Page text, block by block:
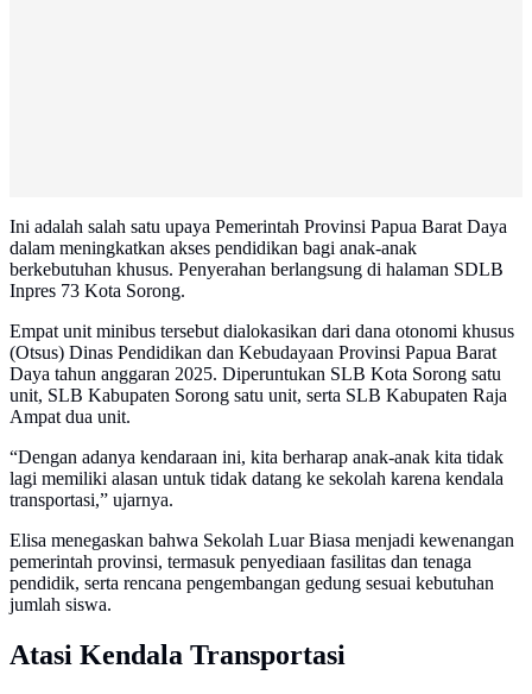
Ini adalah salah satu upaya Pemerintah Provinsi Papua Barat Daya
dalam meningkatkan akses pendidikan bagi anak-anak
berkebutuhan khusus. Penyerahan berlangsung di halaman SDLB
Inpres 73 Kota Sorong.
Empat unit minibus tersebut dialokasikan dari dana otonomi khusus
(Otsus) Dinas Pendidikan dan Kebudayaan Provinsi Papua Barat
Daya tahun anggaran 2025. Diperuntukan SLB Kota Sorong satu
unit, SLB Kabupaten Sorong satu unit, serta SLB Kabupaten Raja
Ampat dua unit.
“Dengan adanya kendaraan ini, kita berharap anak-anak kita tidak
lagi memiliki alasan untuk tidak datang ke sekolah karena kendala
transportasi,” ujarnya.
Elisa menegaskan bahwa Sekolah Luar Biasa menjadi kewenangan
pemerintah provinsi, termasuk penyediaan fasilitas dan tenaga
pendidik, serta rencana pengembangan gedung sesuai kebutuhan
jumlah siswa.
Atasi Kendala Transportasi